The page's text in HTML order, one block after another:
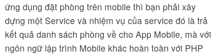
ứng dụng đặt phòng trên mobile thì bạn phải xây
dựng một Service và nhiệm vụ của service đó là trả
kết quả danh sách phòng về cho App Mobile, mà với
ngôn ngữ lập trình Mobile khác hoàn toàn với PHP